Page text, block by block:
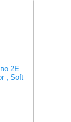
2Е
, Soft